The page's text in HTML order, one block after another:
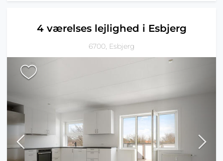
4 værelses lejlighed i Esbjerg
6700, Esbjerg